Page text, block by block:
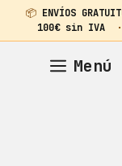
📦 ENVÍOS
100€ sin IVA·
Menú